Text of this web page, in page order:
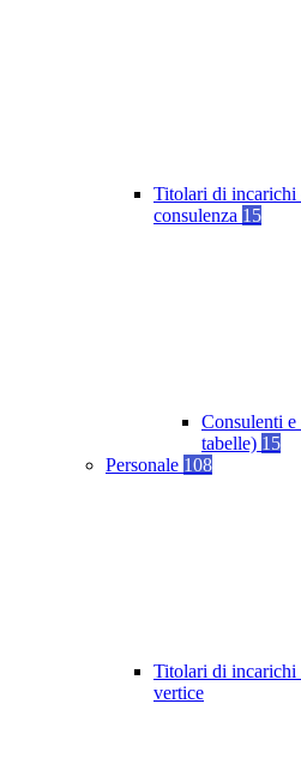
Titolari di incarichi
consulenza 15
Consulenti
tabelle) 15
Personale 108
Titolari di
vertice